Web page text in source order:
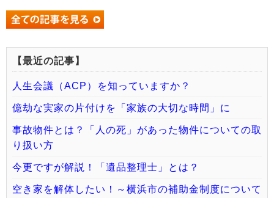
【最近の記事】
人生会議（ACP）を知っていますか？
億劫な実家の片付けを「家族の大切な時間」に
事故物件とは？「人の死」があった物件についての取
り扱い方
今更ですが解説！「遺品整理士」とは？
空き家を解体したい！～横浜市の補助金制度について